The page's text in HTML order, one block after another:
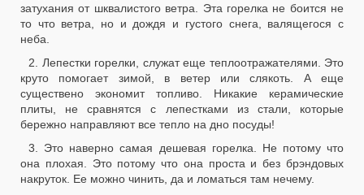
затухания от шквалистого ветра. Эта горелка не боится не
то что ветра, но и дождя и густого снега, валящегося с
неба.
2. Лепестки горелки, служат еще теплоотражателями. Это
круто помогает зимой, в ветер или слякоть. А еще
существено экономит топливо. Никакие керамические
плиты, не сравнятся с лепестками из стали, которые
бережно направляют все тепло на дно посуды!
3. Это наверно самая дешевая горелка. Не потому что
она плохая. Это потому что она проста и без брэндовых
накруток. Ее можно чинить, да и ломаться там нечему.